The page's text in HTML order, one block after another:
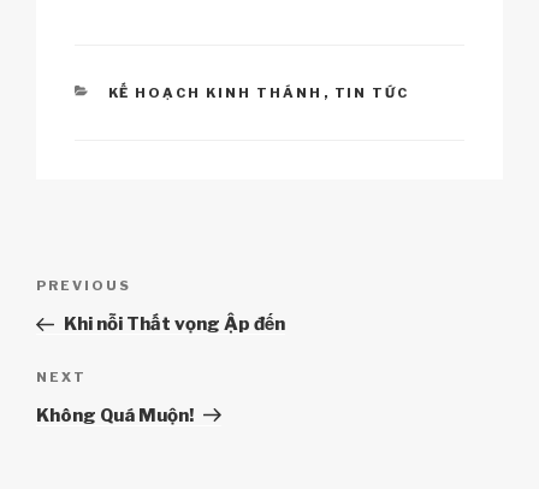
CATEGORIES
KẾ HOẠCH KINH THÁNH , TIN TỨC
bài
viết
Previous
Post
PREVIOUS
Khi nỗi Thất vọng Ập đến
Next
Post
NEXT
Không Quá Muộn!